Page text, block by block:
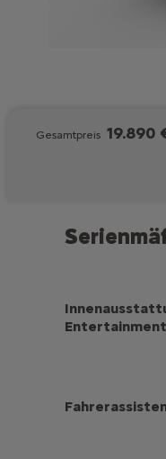
Gesamtpreis 19.890
Entertainment